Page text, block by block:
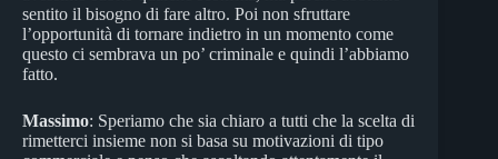
sentito il bisogno di fare altro. Poi non sfruttare
l’opportunità di tornare indietro in un momento come
questo ci sembrava un po’ criminale e quindi l’abbiamo
fatto.
Massimo: Speriamo che sia chiaro a tutti che la scelta di
rimetterci insieme non si basa su motivazioni di tipo